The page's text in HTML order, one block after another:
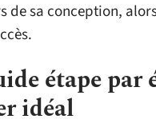
de sa conception,
étape par
idéal